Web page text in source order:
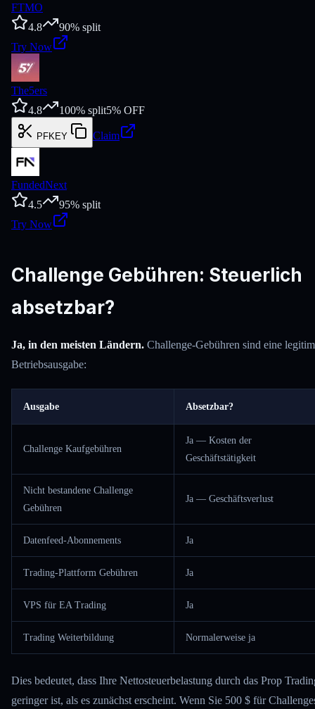
FTMO
4.8
90% split
Try Now
The5ers
4.8
100% split5% OFF
PFKEY Claim
FundedNext
4.5
95% split
Try Now
Challenge Gebühren: Steuerlich
absetzbar?
Ja, in den meisten Ländern. Challenge-Gebühren sind eine
Betriebsausgabe:
Ausgabe Absetzbar?
Challenge Kaufgebühren
Ja — Kosten der
Geschäftstätigkeit
Nicht bestandene Challenge
Gebühren
Ja — Geschäftsverlust
Datenfeed-Abonnements Ja
Trading-Plattform Gebühren Ja
VPS für EA Trading Ja
Trading Weiterbildung Normalerweise ja
Dies bedeutet, dass Ihre Nettosteuerbelastung durch das Prop
geringer ist, als es zunächst erscheint. Wenn Sie 500 $ für